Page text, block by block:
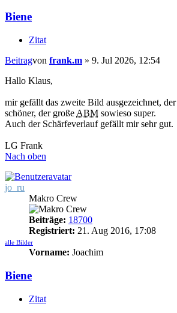
Biene
Zitat
Beitragvon frank.m » 9. Jul 2026, 12:54
Hallo Klaus,
mir gefällt das zweite Bild ausgezeichnet, der
schöner, der große ABM sowieso super.
Auch der Schärfeverlauf gefällt mir sehr gut.
LG Frank
Nach oben
jo_ru
Makro Crew
Beiträge: 18700
Registriert: 21. Aug 2016, 17:08
alle Bilder
Vorname: Joachim
Biene
Zitat